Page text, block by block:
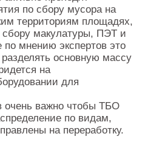
по сбору мусора на
территориям площадях,
сбору макулатуры, ПЭТ и
по мнению экспертов это
основную массу
на
для
очень важно чтобы ТБО
по видам,
на переработку.